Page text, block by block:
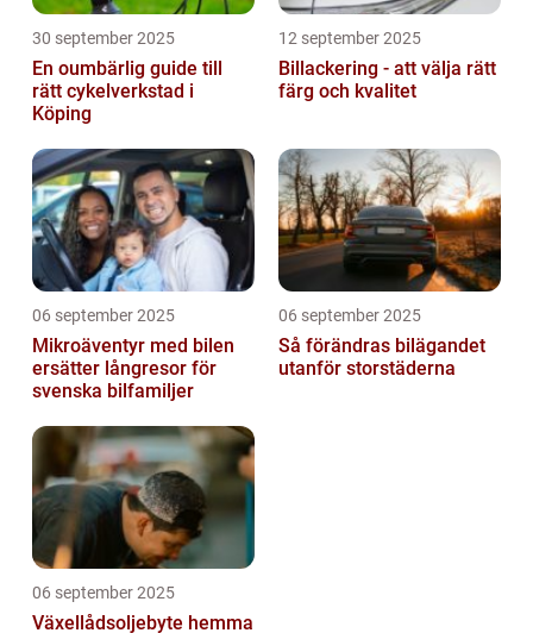
30 september 2025
En oumbärlig guide till
rätt cykelverkstad i
Köping
12 september 2025
Billackering - att välja rätt
färg och kvalitet
06 september 2025
Mikroäventyr med bilen
ersätter långresor för
svenska bilfamiljer
06 september 2025
Så förändras bilägandet
utanför storstäderna
06 september 2025
Växellådsoljebyte hemma